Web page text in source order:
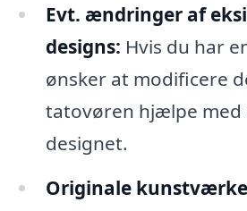
Evt. ændringer af
designs: Hvis du har
ønsker at modificere
tatovøren hjælpe med
designet.
Originale